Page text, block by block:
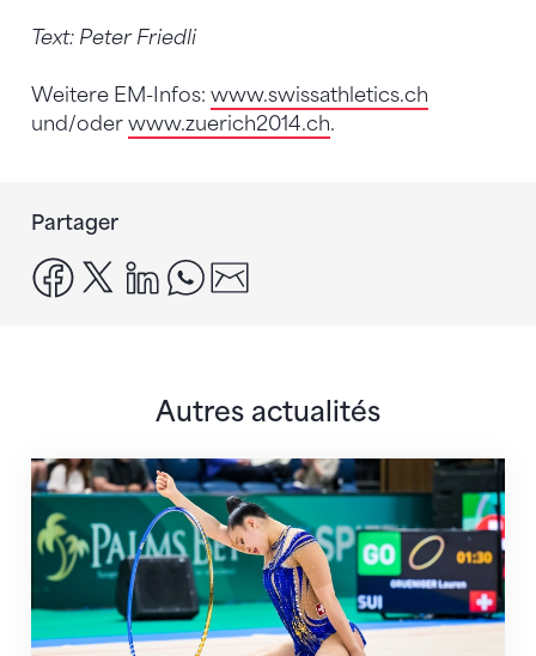
Text: Peter Friedli
Weitere EM-Infos: www.swissathletics.ch
und/oder www.zuerich2014.ch.
Partager
facebook
x linkedinwhatsapp
Autres actualités
Prochaine étape : les Championnats du monde